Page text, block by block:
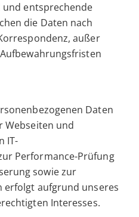
und entsprechende
die Daten nach
außer
Daten
Webseiten und
IT-
Performance-Prüfung
sowie zur
erfolgt aufgrund unseres
Interesses.